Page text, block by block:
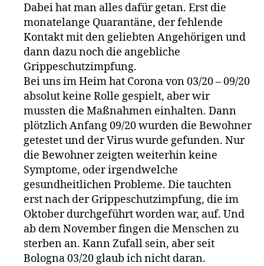
Dabei hat man alles dafür getan. Erst die
monatelange Quarantäne, der fehlende
Kontakt mit den geliebten Angehörigen und
dann dazu noch die angebliche
Grippeschutzimpfung.
Bei uns im Heim hat Corona von 03/20 – 09/20
absolut keine Rolle gespielt, aber wir
mussten die Maßnahmen einhalten. Dann
plötzlich Anfang 09/20 wurden die Bewohner
getestet und der Virus wurde gefunden. Nur
die Bewohner zeigten weiterhin keine
Symptome, oder irgendwelche
gesundheitlichen Probleme. Die tauchten
erst nach der Grippeschutzimpfung, die im
Oktober durchgeführt worden war, auf. Und
ab dem November fingen die Menschen zu
sterben an. Kann Zufall sein, aber seit
Bologna 03/20 glaub ich nicht daran.